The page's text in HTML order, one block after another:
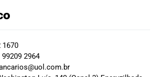
1670
2964